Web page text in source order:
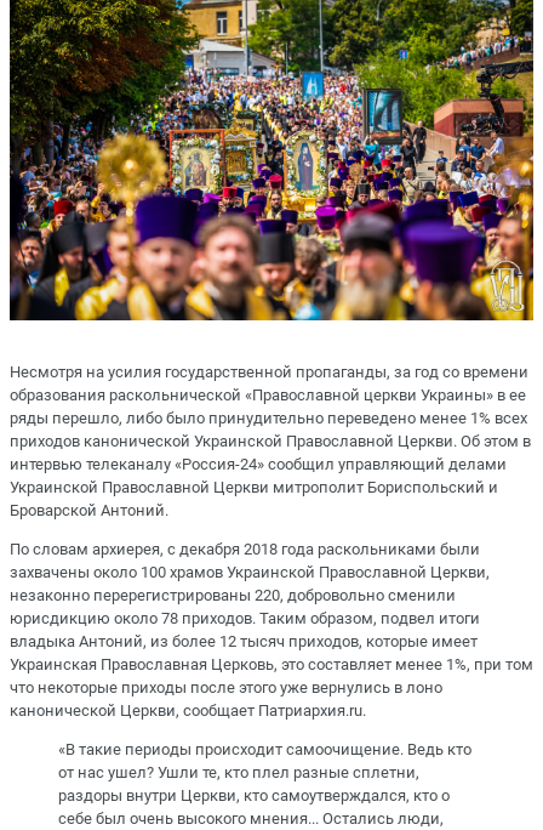
Несмотря на усилия государственной пропаганды, за год со времени
образования раскольнической «Православной церкви Украины» в ее
ряды перешло, либо было принудительно переведено менее 1% всех
приходов канонической Украинской Православной Церкви. Об этом в
интервью телеканалу «Россия-24» сообщил управляющий делами
Украинской Православной Церкви митрополит Бориспольский и
Броварской Антоний.
По словам архиерея, с декабря 2018 года раскольниками были
захвачены около 100 храмов Украинской Православной Церкви,
незаконно перерегистрированы 220, добровольно сменили
юрисдикцию около 78 приходов. Таким образом, подвел итоги
владыка Антоний, из более 12 тысяч приходов, которые имеет
Украинская Православная Церковь, это составляет менее 1%, при том
что некоторые приходы после этого уже вернулись в лоно
канонической Церкви, сообщает Патриархия.ru.
«В такие периоды происходит самоочищение. Ведь кто
от нас ушел? Ушли те, кто плел разные сплетни,
раздоры внутри Церкви, кто самоутверждался, кто о
себе был очень высокого мнения... Остались люди,